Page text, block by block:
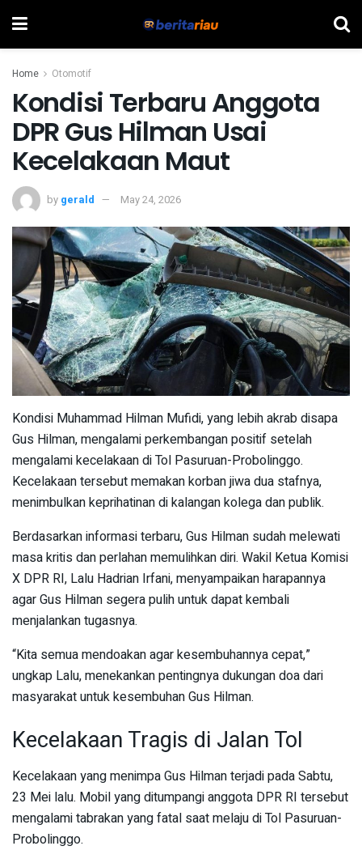
Home Otomotif
Kondisi Terbaru Anggota
DPR Gus Hilman Usai
Kecelakaan Maut
by gerald May 24, 2026
Kondisi Muhammad Hilman Mufidi, yang lebih akrab disapa
Gus Hilman, mengalami perkembangan positif setelah
mengalami kecelakaan di Tol Pasuruan-Probolinggo.
Kecelakaan tersebut memakan korban jiwa dua stafnya,
menimbulkan keprihatinan di kalangan kolega dan publik.
Berdasarkan informasi terbaru, Gus Hilman sudah melewati
masa kritis dan perlahan memulihkan diri. Wakil Ketua Komisi
X DPR RI, Lalu Hadrian Irfani, menyampaikan harapannya
agar Gus Hilman segera pulih untuk dapat kembali
menjalankan tugasnya.
“Kita semua mendoakan agar kesembuhannya cepat,”
ungkap Lalu, menekankan pentingnya dukungan doa dari
masyarakat untuk kesembuhan Gus Hilman.
Kecelakaan Tragis di Jalan Tol
Kecelakaan yang menimpa Gus Hilman terjadi pada Sabtu,
23 Mei lalu. Mobil yang ditumpangi anggota DPR RI tersebut
mengalami tabrakan yang fatal saat melaju di Tol Pasuruan-
Probolinggo.